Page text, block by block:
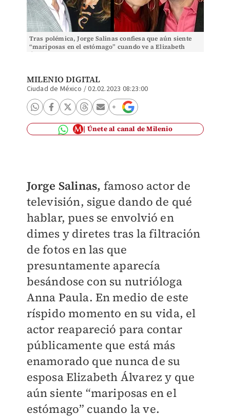
Tras polémica, Jorge Salinas confiesa que aún siente
“mariposas en el estómago” cuando ve a Elizabeth
MILENIO DIGITAL
Ciudad de México /02.02.2023 08:23:00
Únete al canal de Milenio
Jorge Salinas, famoso actor de
televisión, sigue dando de qué
hablar, pues se envolvió en
dimes y diretes tras la filtración
de fotos en las que
presuntamente aparecía
besándose con su nutrióloga
Anna Paula. En medio de este
ríspido momento en su vida, el
actor reapareció para contar
públicamente que está más
enamorado que nunca de su
esposa Elizabeth Álvarez y que
aún siente “mariposas en el
estómago” cuando la ve.